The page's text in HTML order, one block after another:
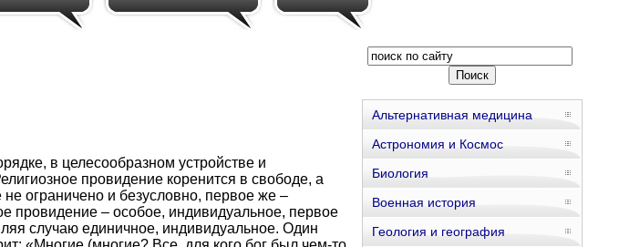
в целесообразном устройстве и
провидение коренится в свободе, а
ограничено и безусловно, первое же –
провидение – особое, индивидуальное, первое
случаю единичное, индивидуальное. Один
Альтернативная медицина
Астрономия и Космос
Биология
Военная история
Геология и география